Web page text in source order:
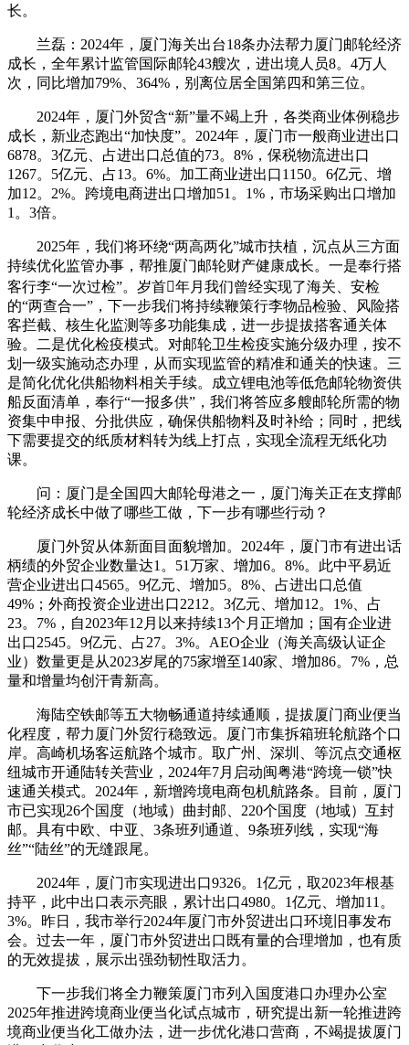
长。
兰磊：2024年，厦门海关出台18条办法帮力厦门邮轮经济
成长，全年累计监管国际邮轮43艘次，进出境人员8。4万人
次，同比增加79%、364%，别离位居全国第四和第三位。
2024年，厦门外贸含“新”量不竭上升，各类商业体例稳步
成长，新业态跑出“加快度”。2024年，厦门市一般商业进出口
6878。3亿元、占进出口总值的73。8%，保税物流进出口
1267。5亿元、占13。6%。加工商业进出口1150。6亿元、增
加12。2%。跨境电商进出口增加51。1%，市场采购出口增加
1。3倍。
2025年，我们将环绕“两高两化”城市扶植，沉点从三方面
持续优化监管办事，帮推厦门邮轮财产健康成长。一是奉行搭
客行李“一次过检”。岁首年月我们曾经实现了海关、安检
的“两查合一”，下一步我们将持续鞭策行李物品检验、风险搭
客拦截、核生化监测等多功能集成，进一步提拔搭客通关体
验。二是优化检疫模式。对邮轮卫生检疫实施分级办理，按不
划一级实施动态办理，从而实现监管的精准和通关的快速。三
是简化优化供船物料相关手续。成立锂电池等低危邮轮物资供
船反面清单，奉行“一报多供”，我们将答应多艘邮轮所需的物
资集中申报、分批供应，确保供船物料及时补给；同时，把线
下需要提交的纸质材料转为线上打点，实现全流程无纸化功
课。
问：厦门是全国四大邮轮母港之一，厦门海关正在支撑邮
轮经济成长中做了哪些工做，下一步有哪些行动？
厦门外贸从体新面目面貌增加。2024年，厦门市有进出话
柄绩的外贸企业数量达1。51万家、增加6。8%。此中平易近
营企业进出口4565。9亿元、增加5。8%、占进出口总值
49%；外商投资企业进出口2212。3亿元、增加12。1%、占
23。7%，自2023年12月以来持续13个月正增加；国有企业进
出口2545。9亿元、占27。3%。AEO企业（海关高级认证企
业）数量更是从2023岁尾的75家增至140家、增加86。7%，总
量和增量均创汗青新高。
海陆空铁邮等五大物畅通道持续通顺，提拔厦门商业便当
化程度，帮力厦门外贸行稳致远。厦门市集拆箱班轮航路个口
岸。高崎机场客运航路个城市。取广州、深圳、等沉点交通枢
纽城市开通陆转关营业，2024年7月启动闽粤港“跨境一锁”快
速通关模式。2024年，新增跨境电商包机航路条。目前，厦门
市已实现26个国度（地域）曲封邮、220个国度（地域）互封
邮。具有中欧、中亚、3条班列通道、9条班列线，实现“海
丝”“陆丝”的无缝跟尾。
2024年，厦门市实现进出口9326。1亿元，取2023年根基
持平，此中出口表示亮眼，累计出口4980。1亿元、增加11。
3%。昨日，我市举行2024年厦门市外贸进出口环境旧事发布
会。过去一年，厦门市外贸进出口既有量的合理增加，也有质
的无效提拔，展示出强劲韧性取活力。
下一步我们将全力鞭策厦门市列入国度港口办理办公室
2025年推进跨境商业便当化试点城市，研究提出新一轮推进跨
境商业便当化工做办法，进一步优化港口营商，不竭提拔厦门